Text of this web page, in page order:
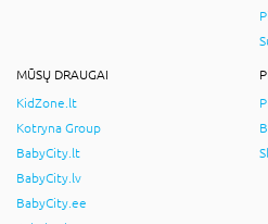
MŪSŲ DRAUGAI
KidZone.lt
Kotryna Group
BabyCity.lt
BabyCity.lv
BabyCity.ee